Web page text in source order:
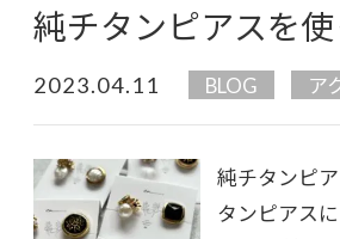
純チタンピアスを
2023.04.11 BLOG ア
純チタンピ
タンピアス